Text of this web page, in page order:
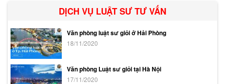
DỊCH VỤ LUẬT SƯ TƯ VẤN
Văn phòng luật sư giỏi ở Hải Phòng
18/11/2020
Văn phòng Luật sư giỏi tại Hà Nội
17/11/2020